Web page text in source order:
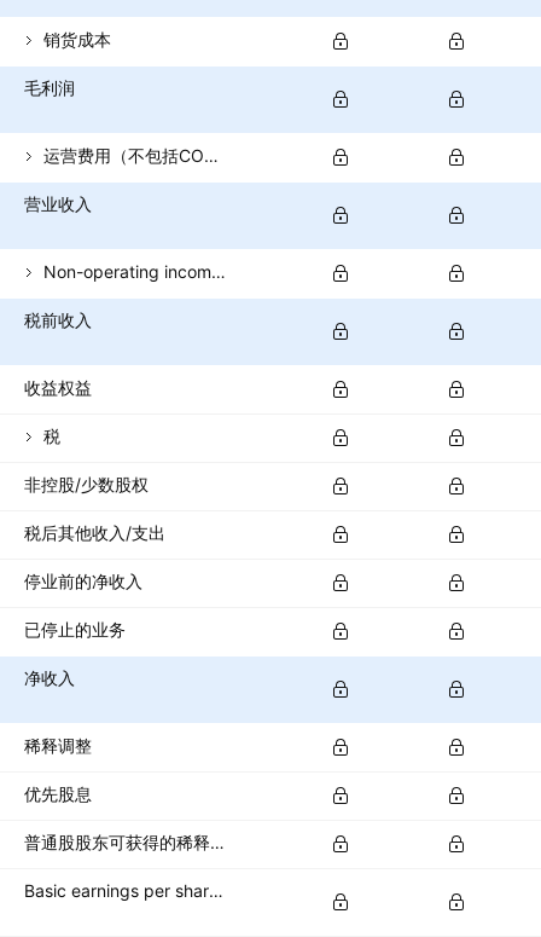
销货成本
毛利润
运营费用（不包括COGS）
营业收入
Non-operating income (total)
税前收入
收益权益
税
非控股/少数股权
税后其他收入/支出
停业前的净收入
已停止的业务
净收入
稀释调整
优先股息
普通股股东可获得的稀释净收入
Basic earnings per share (basic EPS)